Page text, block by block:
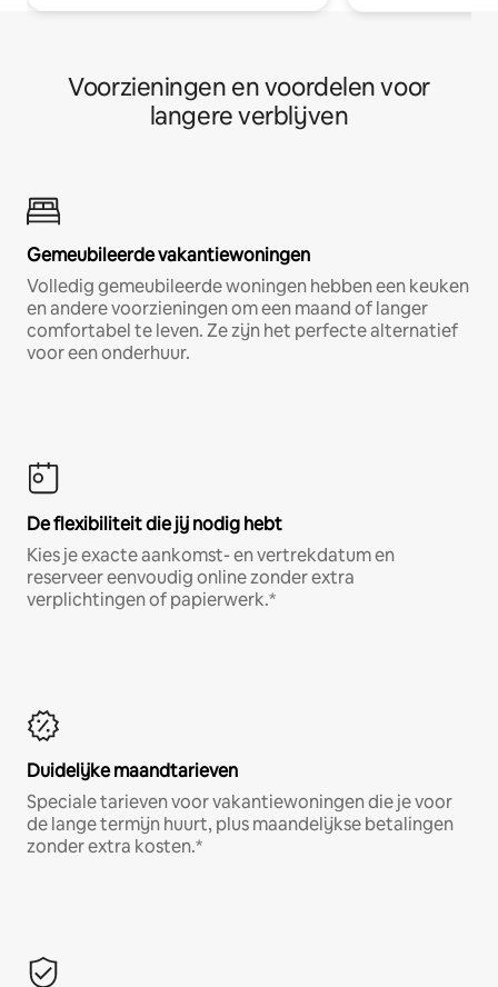
Voorzieningen en voordelen voor
langere verblijven
Gemeubileerde vakantiewoningen
Volledig gemeubileerde woningen hebben een keuken
en andere voorzieningen om een maand of langer
comfortabel te leven. Ze zijn het perfecte alternatief
voor een onderhuur.
De flexibiliteit die jij nodig hebt
Kies je exacte aankomst- en vertrekdatum en
reserveer eenvoudig online zonder extra
verplichtingen of papierwerk.*
Duidelijke maandtarieven
Speciale tarieven voor vakantiewoningen die je voor
de lange termijn huurt, plus maandelijkse betalingen
zonder extra kosten.*